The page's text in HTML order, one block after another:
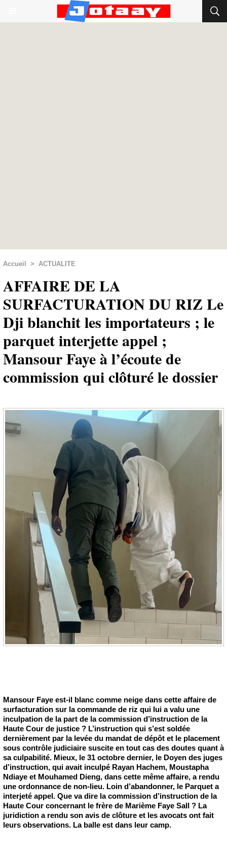
Accueil > ACTUALITE
AFFAIRE DE LA
SURFACTURATION DU RIZ Le
Dji blanchit les importateurs ; le
parquet interjette appel ;
Mansour Faye à l’écoute de
commission qui clôturé le dossier
Mansour Faye est-il blanc comme neige dans cette affaire de
surfacturation sur la commande de riz qui lui a valu une
inculpation de la part de la commission d’instruction de la
Haute Cour de justice ? L’instruction qui s’est soldée
dernièrement par la levée du mandat de dépôt et le placement
sous contrôle judiciaire suscite en tout cas des doutes quant à
sa culpabilité. Mieux, le 31 octobre dernier, le Doyen des juges
d’instruction, qui avait inculpé Rayan Hachem, Moustapha
Ndiaye et Mouhamed Dieng, dans cette même affaire, a rendu
une ordonnance de non-lieu. Loin d’abandonner, le Parquet a
interjeté appel. Que va dire la commission d’instruction de la
Haute Cour concernant le frère de Marième Faye Sall ? La
juridiction a rendu son avis de clôture et les avocats ont fait
leurs observations. La balle est dans leur camp.